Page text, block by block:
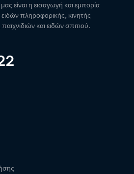
είναι η εισαγωγή και εμπορία
πληροφορικής, κινητής
και ειδών σπιτιού.